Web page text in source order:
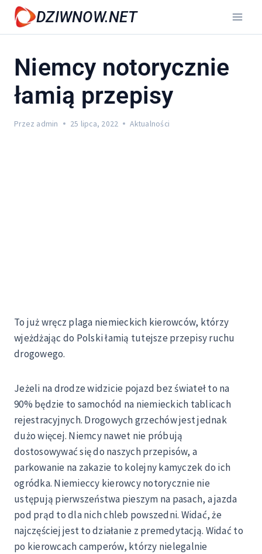
Przejdź
treści
DZIWNOW.NET
Niemcy notorycznie
łamią przepisy
Przez admin 25 lipca, 2022 Aktualności
To już wręcz plaga niemieckich kierowców, którzy
wjeżdżając do Polski łamią tutejsze przepisy ruchu
drogowego.
Jeżeli na drodze widzicie pojazd bez świateł to na
90% będzie to samochód na niemieckich tablicach
rejestracyjnych. Drogowych grzechów jest jednak
dużo więcej. Niemcy nawet nie próbują
dostosowywać się do naszych przepisów, a
parkowanie na zakazie to kolejny kamyczek do ich
ogródka. Niemieccy kierowcy notorycznie nie
ustępują pierwszeństwa pieszym na pasach, a jazda
pod prąd to dla nich chleb powszedni. Widać, że
najczęściej jest to działanie z premedytacją. Widać to
po kierowcach camperów, którzy nielegalnie